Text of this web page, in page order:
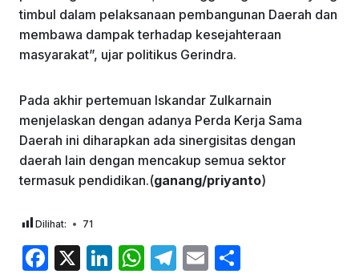
timbul dalam pelaksanaan pembangunan Daerah dan
membawa dampak terhadap kesejahteraan
masyarakat”, ujar politikus Gerindra.
Pada akhir pertemuan Iskandar Zulkarnain
menjelaskan dengan adanya Perda Kerja Sama
Daerah ini diharapkan ada sinergisitas dengan
daerah lain dengan mencakup semua sektor
termasuk pendidikan.(ganang/priyanto)
Dilihat: 71
F
X
Li W T
E